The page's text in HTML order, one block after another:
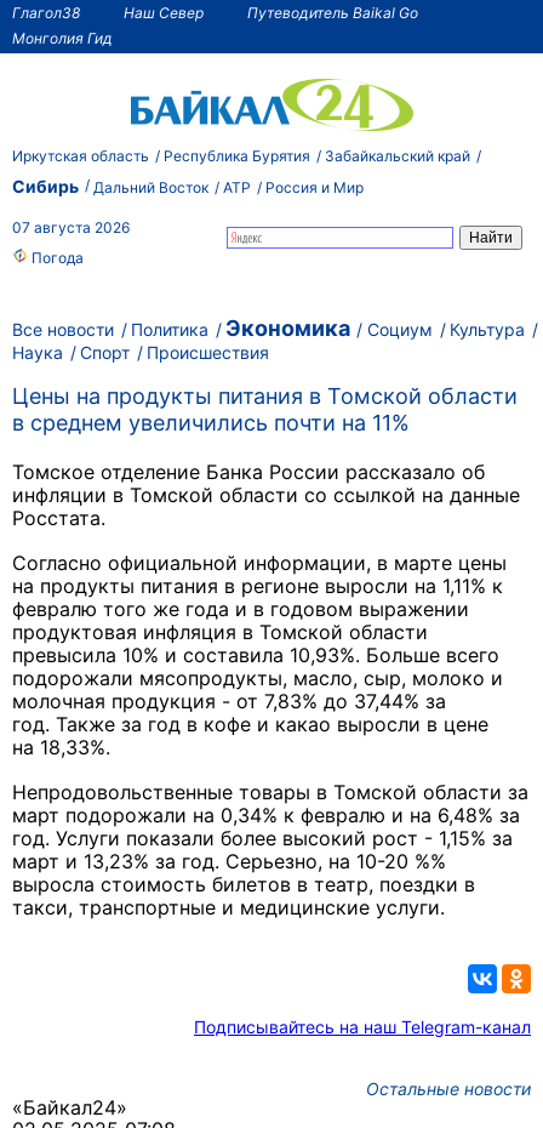
Глагол38 Наш Север
Путеводитель Baikal Go
Монголия Гид
Иркутская область Республика Бурятия Забайкальский край
Сибирь Дальний Восток АТР Россия и Мир
07 августа 2026
Погода
Все новости Политика Экономика Социум
Культура
Наука
Спорт Происшествия
Цены на продукты питания в Томской области
в среднем увеличились почти на 11%
Томское отделение Банка России рассказало об
инфляции в Томской области со ссылкой на данные
Росстата.
Согласно официальной информации, в марте цены
на продукты питания в регионе выросли на 1,11% к
февралю того же года и в годовом выражении
продуктовая инфляция в Томской области
превысила 10% и составила 10,93%. Больше всего
подорожали мясопродукты, масло, сыр, молоко и
молочная продукция - от 7,83% до 37,44% за
год. Также за год в кофе и какао выросли в цене
на 18,33%.
Непродовольственные товары в Томской области за
март подорожали на 0,34% к февралю и на 6,48% за
год. Услуги показали более высокий рост - 1,15% за
март и 13,23% за год. Серьезно, на 10-20 %%
выросла стоимость билетов в театр, поездки в
такси, транспортные и медицинские услуги.
Подписывайтесь на наш Telegram-канал
Остальные новости
«Байкал24»